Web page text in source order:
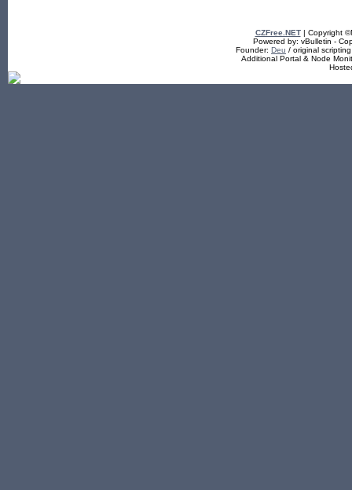
CZFree.NET| Copyright
Powered by: vBulletin -
Founder: Deu / original
Additional Portal & Node